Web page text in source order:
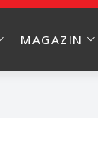
MAGAZIN